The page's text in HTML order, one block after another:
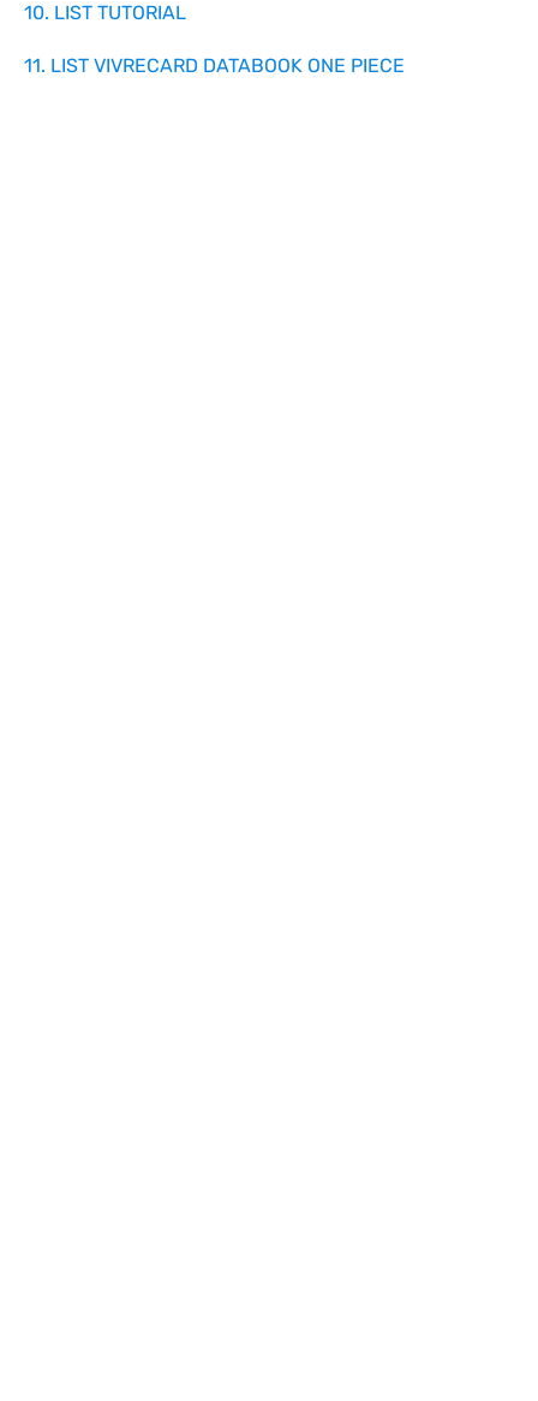
10. LIST TUTORIAL
11. LIST VIVRECARD DATABOOK ONE PIECE